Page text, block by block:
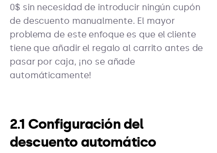
0$ sin necesidad de introducir ningún cupón
de descuento manualmente. El mayor
problema de este enfoque es que el cliente
tiene que añadir el regalo al carrito antes de
pasar por caja, ¡no se añade
automáticamente!
2.1 Configuración del
descuento automático